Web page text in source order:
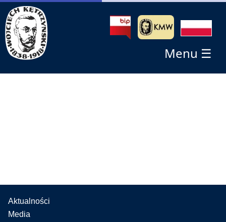
Menu ☰
Aktualności
Media